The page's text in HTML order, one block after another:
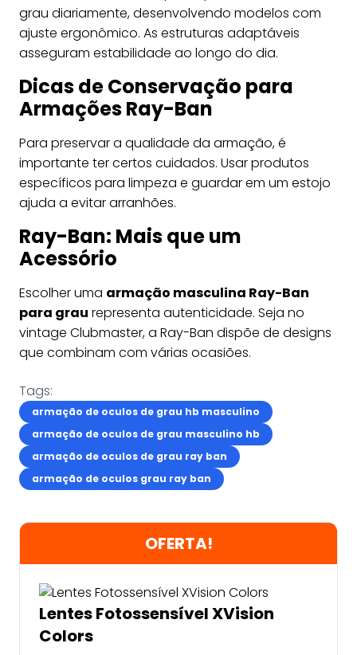
grau diariamente, desenvolvendo modelos com
ajuste ergonômico. As estruturas adaptáveis
asseguram estabilidade ao longo do dia.
Dicas de Conservação para
Armações Ray-Ban
Para preservar a qualidade da armação, é
importante ter certos cuidados. Usar produtos
específicos para limpeza e guardar em um estojo
ajuda a evitar arranhões.
Ray-Ban: Mais que um
Acessório
Escolher uma armação masculina Ray-Ban
para grau representa autenticidade. Seja no
vintage Clubmaster, a Ray-Ban dispõe de designs
que combinam com várias ocasiões.
Tags:
armação de oculos de grau hb masculino
armação de oculos de grau masculino hb
armação de oculos de grau ray ban
armação de oculos grau ray ban
OFERTA!
Lentes Fotossensível XVision
Colors